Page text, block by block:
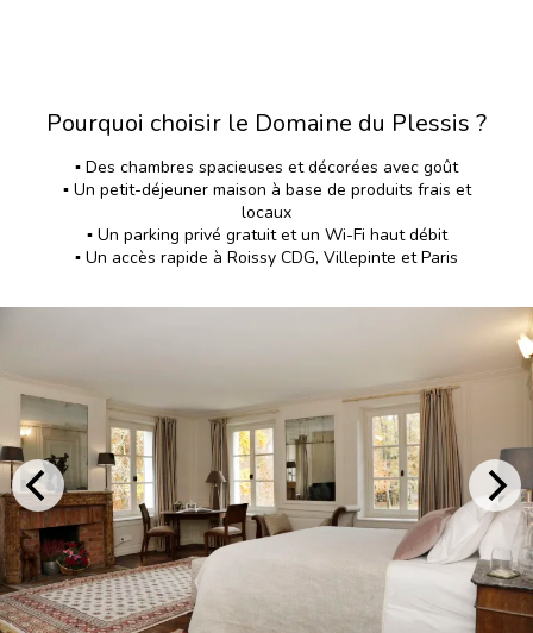
Pourquoi choisir le Domaine du Plessis ?
▪️ Des chambres spacieuses et décorées avec goût
▪️ Un petit-déjeuner maison à base de produits frais et
locaux
▪️ Un parking privé gratuit et un Wi-Fi haut débit
▪️ Un accès rapide à Roissy CDG, Villepinte et Paris